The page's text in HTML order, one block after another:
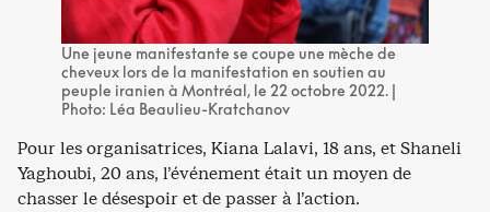
Une jeune manifestante se coupe une mèche de
cheveux lors de la manifestation en soutien au
peuple iranien à Montréal, le 22 octobre 2022. |
Photo: Léa Beaulieu-Kratchanov
Pour les organisatrices, Kiana Lalavi, 18 ans, et Shaneli
Yaghoubi, 20 ans, l’événement était un moyen de
chasser le désespoir et de passer à l’action.